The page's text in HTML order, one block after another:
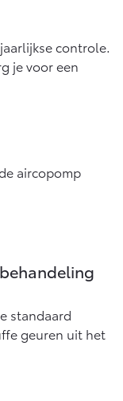
HYBRIDE
controle.
je voor een
aircopomp
standaard
geuren uit het